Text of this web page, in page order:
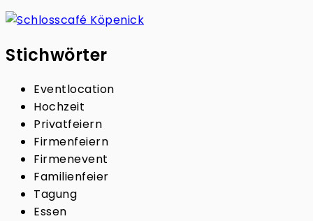
Stichwörter
Eventlocation
Hochzeit
Privatfeiern
Firmenfeiern
Firmenevent
Familienfeier
Tagung
Essen